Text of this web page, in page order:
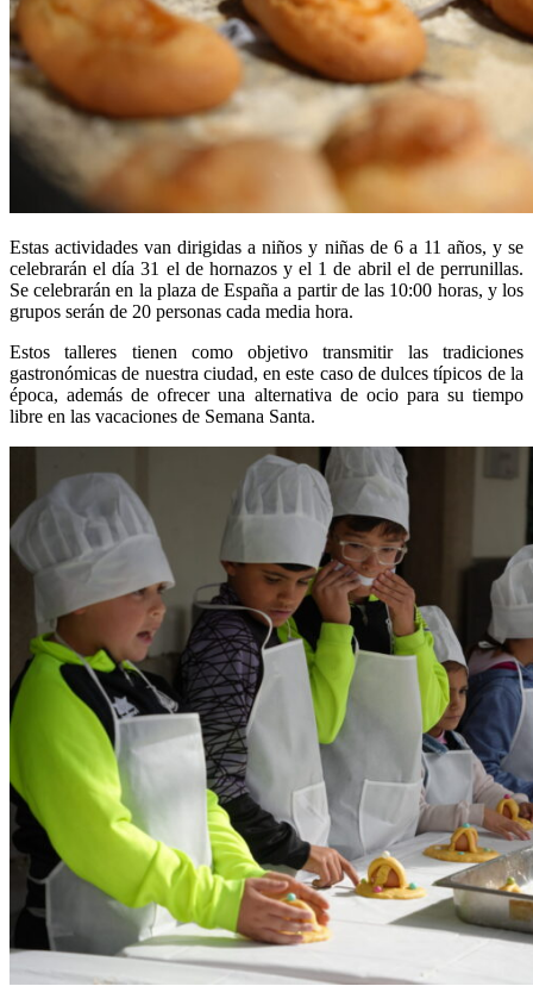
Estas actividades van dirigidas a niños y niñas de 6 a 11 años, y se
celebrarán el día 31 el de hornazos y el 1 de abril el de perrunillas.
Se celebrarán en la plaza de España a partir de las 10:00 horas, y los
grupos serán de 20 personas cada media hora.
Estos talleres tienen como objetivo transmitir las tradiciones
gastronómicas de nuestra ciudad, en este caso de dulces típicos de la
época, además de ofrecer una alternativa de ocio para su tiempo
libre en las vacaciones de Semana Santa.